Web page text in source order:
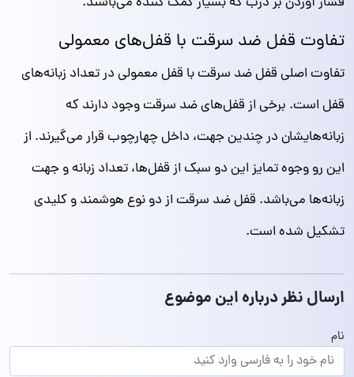
تفاوت قفل ضد سرقت با قفل‌های معمولی
تفاوت اصلی قفل ضد سرقت با قفل معمولی در تعداد زبانه‌های
قفل است. برخی از قفل‌های ضد سرقت وجود دارند که
زبانه‌هایشان در چندین جهت، داخل چهارچوب قرار می‌گیرند. از
این رو وجوه تمایز این دو سبک از قفل‌ها، تعداد زبانه و جهت
زبانه‌ها می‌باشد. قفل ضد سرقت از دو نوع هوشمند و کلیدی
تشکیل شده است.
ارسال نظر درباره این موضوع
نام